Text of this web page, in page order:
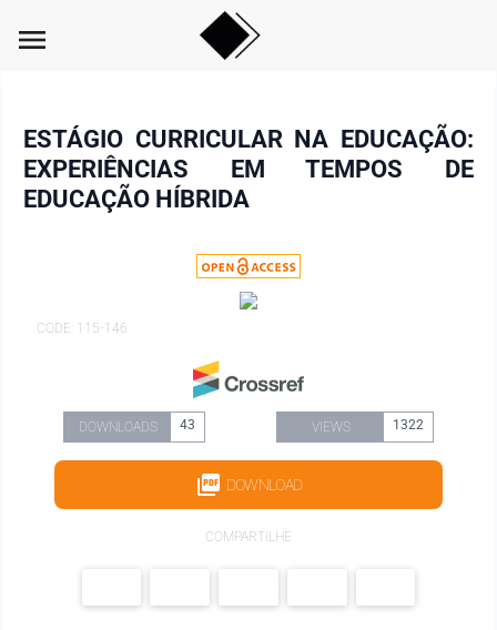
menu
ESTÁGIO CURRICULAR NA EDUCAÇÃO:
EXPERIÊNCIAS EM TEMPOS DE
EDUCAÇÃO HÍBRIDA
CODE: 115-146
DOWNLOADS 43 VIEWS 1322
DOWNLOAD
COMPARTILHE